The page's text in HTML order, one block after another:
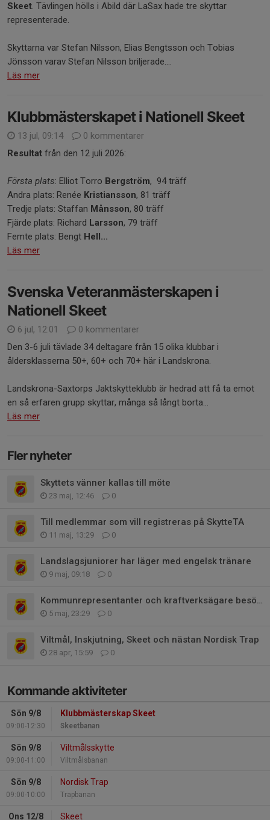
Skeet. Tävlingen hölls i Abild där LaSax hade tre skyttar
representerade.
Skyttarna var Stefan Nilsson, Elias Bengtsson och Tobias
Jönsson varav Stefan Nilsson briljerade....
Läs mer
Klubbmästerskapet i Nationell Skeet
13 jul, 09:14
0 kommentarer
Resultat från den 12 juli 2026:
Första plats: Elliot Torro Bergström, 94 träff
Andra plats: Renée Kristiansson, 81 träff
Tredje plats: Staffan Månsson, 80 träff
Fjärde plats: Richard Larsson, 79 träff
Femte plats: Bengt Hell...
Läs mer
Svenska Veteranmästerskapen i
Nationell Skeet
6 jul, 12:01
0 kommentarer
Den 3-6 juli tävlade 34 deltagare från 15 olika klubbar i
åldersklasserna 50+, 60+ och 70+ här i Landskrona.
Landskrona-Saxtorps Jaktskytteklubb är hedrad att få ta emot
en så erfaren grupp skyttar, många så långt borta...
Läs mer
Fler nyheter
Skyttets vänner kallas till möte
23 maj, 12:46 0
Till medlemmar som vill registreras på SkytteTA
11 maj, 13:29 0
Landslagsjuniorer har läger med engelsk tränare
9 maj, 09:18 0
Kommunrepresentanter och kraftverksägare besöker
5 maj, 23:29 0
Viltmål, Inskjutning, Skeet och nästan Nordisk Trap
28 apr, 15:59 0
Kommande aktiviteter
Sön 9/8
09:00-12:30
Klubbmästerskap Skeet
Skeetbanan
Sön 9/8
09:00-11:00
Viltmålsskytte
Viltmålsbanan
Sön 9/8
09:00-10:00
Nordisk Trap
Trapbanan
Ons 12/8 Skeet